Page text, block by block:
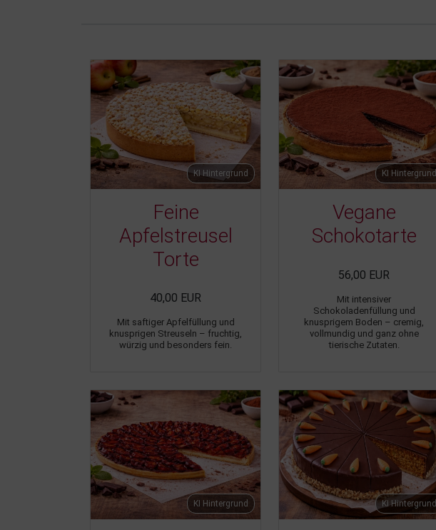
KI Hintergrund
Feine
Apfelstreusel
Torte
40,00 EUR
Mit saftiger Apfelfüllung und
knusprigen Streuseln – fruchtig,
würzig und besonders fein.
KI Hintergrund
Vegane
Schokotarte
56,00 EUR
Mit intensiver
Schokoladenfüllung und
knusprigem Boden – cremig,
vollmundig und ganz ohne
tierische Zutaten.
KI Hintergrund KI Hintergrund